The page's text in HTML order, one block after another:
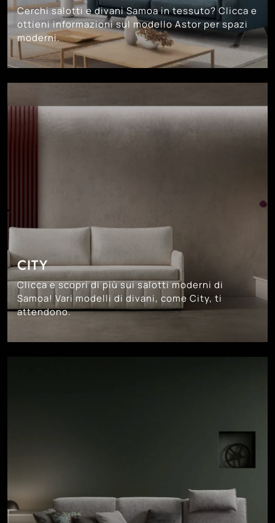
Cerchi salotti e divani Samoa in tessuto? Clicca e
ottieni informazioni sul modello Astor per spazi
moderni.
CITY
Clicca e scopri di più sui salotti moderni di
Samoa! Vari modelli di divani, come City, ti
attendono.